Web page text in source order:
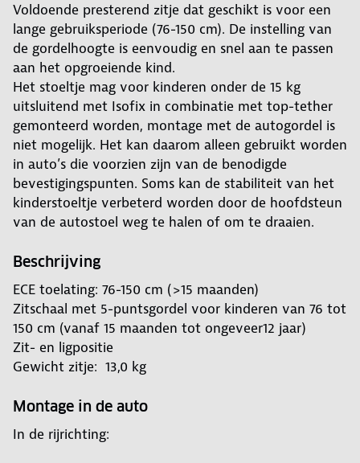
Voldoende presterend zitje dat geschikt is voor een
lange gebruiksperiode (76-150 cm). De instelling van
de gordelhoogte is eenvoudig en snel aan te passen
aan het opgroeiende kind.
Het stoeltje mag voor kinderen onder de 15 kg
uitsluitend met Isofix in combinatie met top-tether
gemonteerd worden, montage met de autogordel is
niet mogelijk. Het kan daarom alleen gebruikt worden
in auto’s die voorzien zijn van de benodigde
bevestigingspunten. Soms kan de stabiliteit van het
kinderstoeltje verbeterd worden door de hoofdsteun
van de autostoel weg te halen of om te draaien.
Beschrijving
ECE toelating: 76-150 cm (>15 maanden)
Zitschaal met 5-puntsgordel voor kinderen van 76 tot
150 cm (vanaf 15 maanden tot ongeveer12 jaar)
Zit- en ligpositie
Gewicht zitje: 13,0 kg
Montage in de auto
In de rijrichting: